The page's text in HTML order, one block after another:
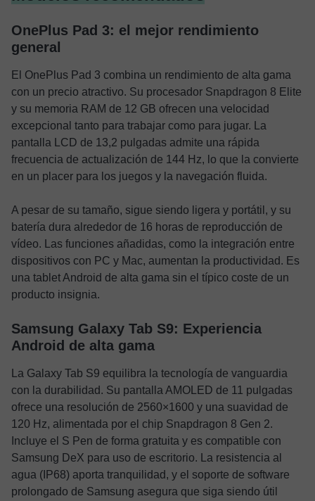
OnePlus Pad 3: el mejor rendimiento
general
El OnePlus Pad 3 combina un rendimiento de alta gama
con un precio atractivo. Su procesador Snapdragon 8 Elite
y su memoria RAM de 12 GB ofrecen una velocidad
excepcional tanto para trabajar como para jugar. La
pantalla LCD de 13,2 pulgadas admite una rápida
frecuencia de actualización de 144 Hz, lo que la convierte
en un placer para los juegos y la navegación fluida.
A pesar de su tamaño, sigue siendo ligera y portátil, y su
batería dura alrededor de 16 horas de reproducción de
vídeo. Las funciones añadidas, como la integración entre
dispositivos con PC y Mac, aumentan la productividad. Es
una tablet Android de alta gama sin el típico coste de un
producto insignia.
Samsung Galaxy Tab S9: Experiencia
Android de alta gama
La Galaxy Tab S9 equilibra la tecnología de vanguardia
con la durabilidad. Su pantalla AMOLED de 11 pulgadas
ofrece una resolución de 2560×1600 y una suavidad de
120 Hz, alimentada por el chip Snapdragon 8 Gen 2.
Incluye el S Pen de forma gratuita y es compatible con
Samsung DeX para uso de escritorio. La resistencia al
agua (IP68) aporta tranquilidad, y el soporte de software
prolongado de Samsung asegura que siga siendo útil